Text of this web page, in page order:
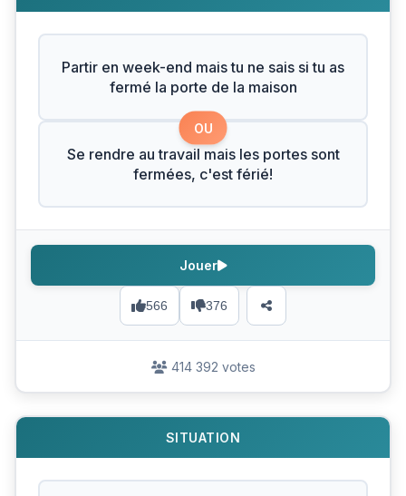
Partir en week-end mais tu ne sais si tu as
fermé la porte de la maison
OU
Se rendre au travail mais les portes sont
fermées, c'est férié!
566 376
Jouer
414 392 votes
SITUATION